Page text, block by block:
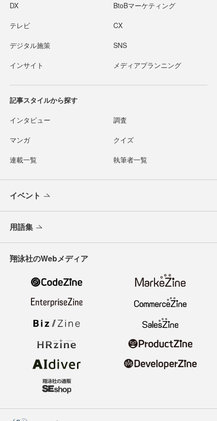
DX BtoBマーケティング
テレビ CX
デジタル施策 SNS
インサイト メディアプランニング
記事スタイルから探す
インタビュー 調査
マンガ クイズ
連載一覧 執筆者一覧
イベント
用語集
翔泳社のWebメディア